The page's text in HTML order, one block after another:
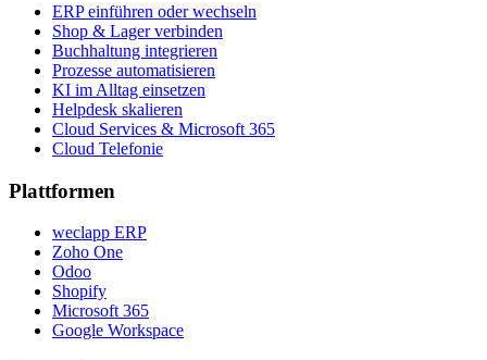
ERP einführen oder wechseln
Shop & Lager verbinden
Buchhaltung integrieren
Prozesse automatisieren
KI im Alltag einsetzen
Helpdesk skalieren
Cloud Services & Microsoft 365
Cloud Telefonie
Plattformen
weclapp ERP
Zoho One
Odoo
Shopify
Microsoft 365
Google Workspace